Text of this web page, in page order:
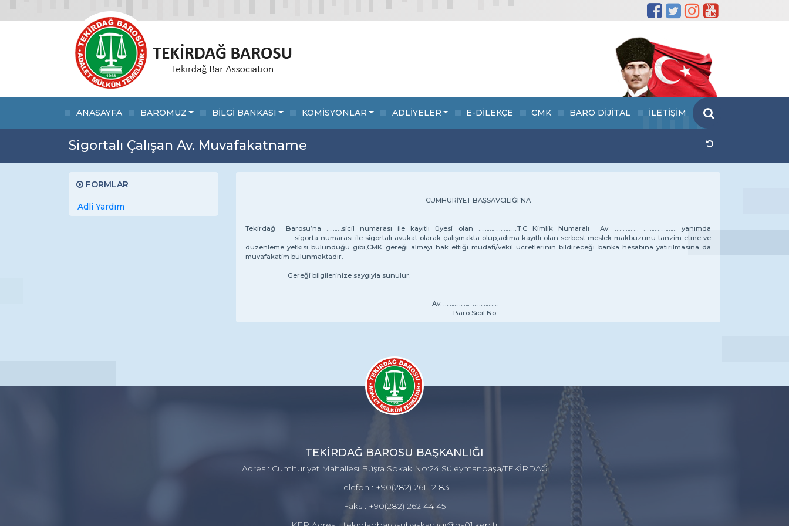
ANASAYFA BAROMUZ BİLGİ BANKASI KOMİSYONLAR ADLİYELER E-DİLEKÇE CMK BARO DİJİTAL İLETİŞİM
Sigortalı Çalışan Av. Muvafakatname
FORMLAR
Adli Yardım
CUMHURİYET BAŞSAVCILIĞI’NA
Tekirdağ Barosu’na ……….sicil numarası ile kayıtlı üyesi olan …………………….T.C Kimlik Numaralı Av. …………… ………………… yanımda
…………………………..sigorta numarası ile sigortalı avukat olarak çalışmakta olup,adıma kayıtlı olan serbest meslek makbuzunu tanzim etme ve
düzenleme yetkisi bulunduğu gibi,CMK gereği almayı hak ettiği müdafi/vekil ücretlerinin bildireceği banka hesabına yatırılmasına da
muvafakatim bulunmaktadır.
Gereği bilgilerinize saygıyla sunulur.
Av. …………….. ……………..
Baro Sicil No:
TEKİRDAĞ BAROSU BAŞKANLIĞI
Adres : Cumhuriyet Mahallesi Büşra Sokak No:24 Süleymanpaşa/TEKİRDAĞ
Telefon : +90(282) 261 12 83
Faks : +90(282) 262 44 45